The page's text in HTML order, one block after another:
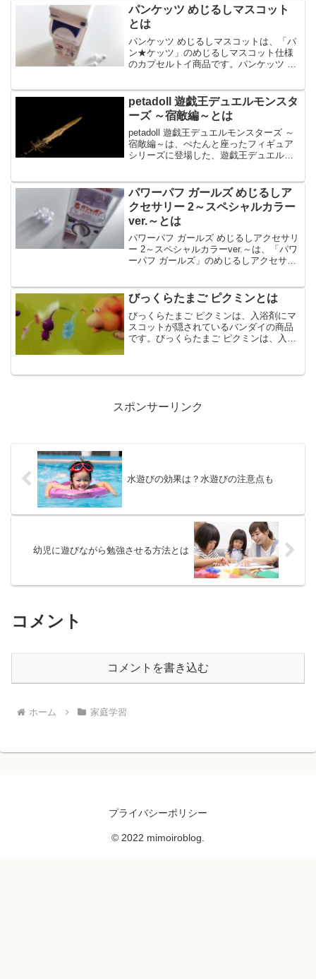
間達 マインチャームの魅力や購入方法な
どについてご紹介...
パンケッツ めじるしマスコット
とは
パンケッツ めじるしマスコットは、「パ
ン★ケッツ」のめじるしマスコット仕様
のカプセルトイ商品です。パンケッツ め
回は、パンケッツ めじるしマスコットの
特徴や購入方法な...
petadoll 遊戯王デュエルモンスタ
ーズ ～宿敵編～とは
petadoll 遊戯王デュエルモンスターズ ～
宿敵編～は、ぺたんと座ったフィギュア
シリーズに登場した、遊戯王デュエルモ
は、海馬瀬人やラーの翼神竜など全6種...
パワーパフ ガールズ めじるしア
クセサリー 2～スペシャルカラー
ver.～とは
パワーパフ ガールズ めじるしアクセサリ
ー 2～スペシャルカラーver.～は、「パワ
ーパフ ガールズ」のめじるしアクセサリ
2～スペシャルカラーver.～では、シ...
びっくらたまご ピクミンとは
びっくらたまご ピクミンは、入浴剤にマ
スコットが隠されているバンダイの商品
です。びっくらたまご ピクミンは、入浴
スポンサーリンク
水遊びの効果は？水遊びの注意点も
幼児に遊びながら勉強させる方法とは
コメント
コメントを書き込む
ホーム 家庭学習
プライバシーポリシー
© 2022 mimoiroblog.